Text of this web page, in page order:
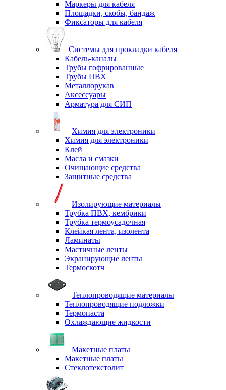
Маркеры для кабеля
Площадки, скобы, бандаж
Фиксаторы для кабеля
Системы для прокладки кабеля
Кабель-каналы
Трубы гофрированные
Трубы ПВХ
Металлорукав
Аксессуары
Арматура для СИП
Химия для электроники
Химия для электроники
Клей
Масла и смазки
Очищающие средства
Защитные средства
Изолирующие материалы
Трубка ПВХ, кембрики
Трубка термоусадочная
Клейкая лента, изолента
Ламинаты
Мастичные ленты
Экранирующие ленты
Термоскотч
Теплопроводящие материалы
Теплопроводящие подложки
Термопаста
Охлаждающие жидкости
Макетные платы
Макетные платы
Стеклотекстолит